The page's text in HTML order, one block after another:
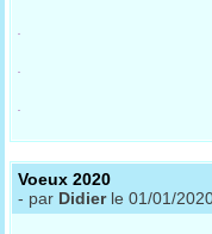
.
.
.
Voeux 2020
- par Didierle 01/01/